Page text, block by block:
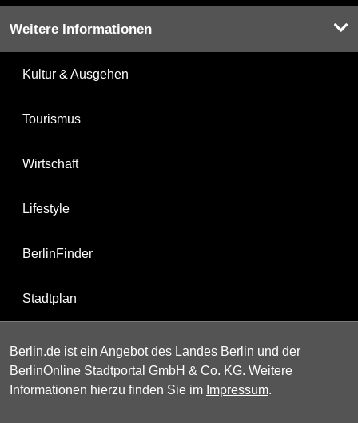
Weitere Informationen
Kultur & Ausgehen
Tourismus
Wirtschaft
Lifestyle
BerlinFinder
Stadtplan
Berlin.de ist ein Angebot des Landes Berlin und der
BerlinOnline Stadtportal GmbH & Co. KG. Weitere
Informationen hierzu finden Sie im Impressum.